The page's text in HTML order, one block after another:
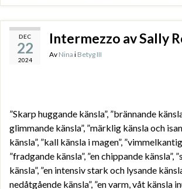
DEC
22
2024
Intermezzo av Sally
Av Nina i Betyg III
”Skarp huggande känsla”, ”brännande
glimmande känsla”, ”märklig känsla och
känsla”, ”kall känsla i magen”,
”fradgande känsla”, ”en chippande känsla”,
känsla”, ”en intensiv stark och lysande
nedåtgående känsla”, ”en varm, våt känsla